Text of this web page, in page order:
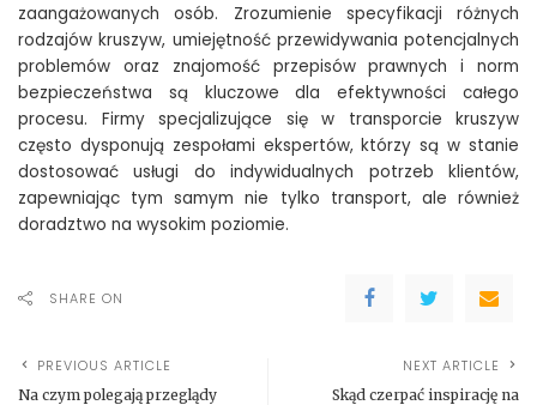
zaangażowanych osób. Zrozumienie specyfikacji różnych
rodzajów kruszyw, umiejętność przewidywania potencjalnych
problemów oraz znajomość przepisów prawnych i norm
bezpieczeństwa są kluczowe dla efektywności całego
procesu. Firmy specjalizujące się w transporcie kruszyw
często dysponują zespołami ekspertów, którzy są w stanie
dostosować usługi do indywidualnych potrzeb klientów,
zapewniając tym samym nie tylko transport, ale również
doradztwo na wysokim poziomie.
SHARE ON
PREVIOUS ARTICLE
Na czym polegają przeglądy
NEXT ARTICLE
Skąd czerpać inspirację na